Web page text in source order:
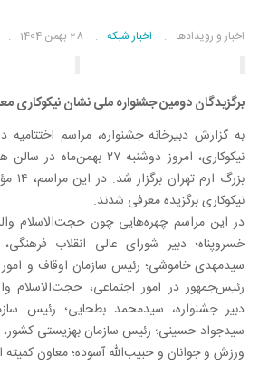
اخبار و رویدادها اخبار شبکه 28 بهمن 1404
برگزیدگان دومین جشنواره ملی نشان نیکوکاری
به گزارش دبیرخانه جشنواره، مراسم
نیکوکاری، امروز دوشنبه ۲۷
بزرگ
نیکوکاری برگزیده معرفی شدند.
در این مراسم چهره‌هایی چون حجت‌الاسلام
خسروپناه؛ دبیر شورای عالی انقلاب
سیدمهدی خاموشی؛ رئیس سازمان اوقاف و امور
رئیس‌جمهور در امور اجتماعی، حجت‌الاسلام
دبیر جشنواره، سیدمحمد بطحایی؛ رئیس
سیدجواد حسینی؛ رئیس سازمان بهزیستی کشور،
ورزش و جوانان و حبیب‌الله آسوده؛ معاون